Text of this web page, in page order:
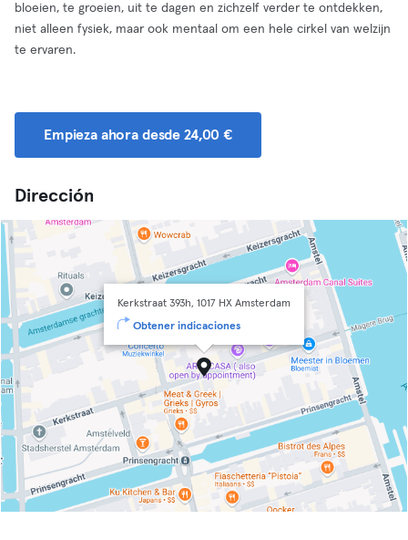
bloeien, te groeien, uit te dagen en zichzelf verder te ontdekken,
niet alleen fysiek, maar ook mentaal om een hele cirkel van welzijn
te ervaren.
Empieza ahora desde 24,00 €
Dirección
Kerkstraat 393h, 1017 HX Amsterdam
Obtener indicaciones